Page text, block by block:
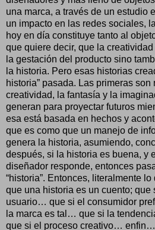
una marca, a través de un estudio
un impacto en las redes sociales,
hoy en día constituye tanto al
que quiere decir, que la
la gestación del producto sino
la historia. Pero esas historias
historia” pasada. Las primeras son
creatividad, la fantasía y la
generan para proyectar futuros
esa está basada en hechos y
que es como que un manejo de
genera la historia, asumiendo,
después, si la historia es buena, y
diseñador responde, entonces
“historia”. Entonces, literalmente
que una historia es un cuento; que
usuario… que si el consumidor
la marca es tal… que si la
que si el proceso creativo…